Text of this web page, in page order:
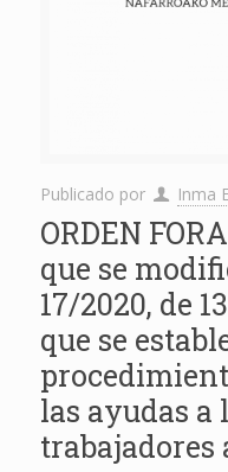
Publicado por Inma
ORDEN
que se
17/2020, de
que se
las ayudas a
trabajadores